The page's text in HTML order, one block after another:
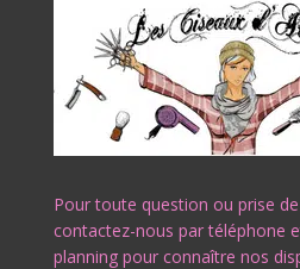
Pour toute question ou prise
contactez-nous par téléphone
planning pour connaître nos